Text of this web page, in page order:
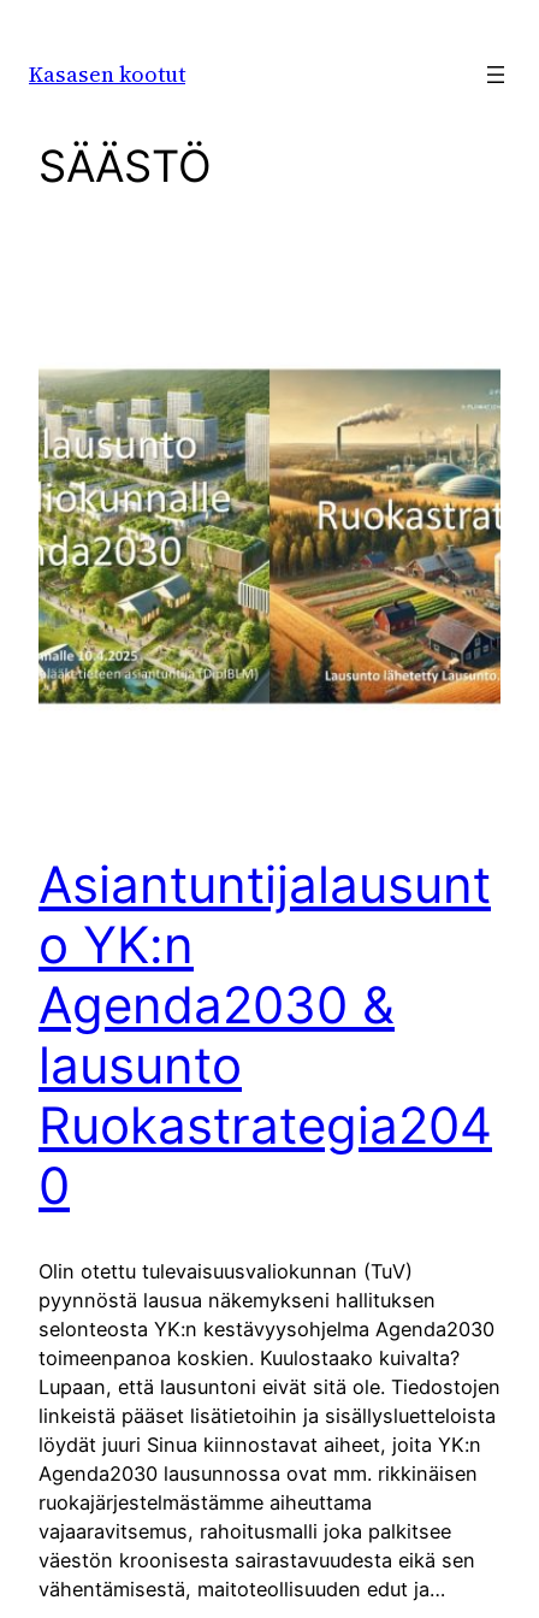
Kasasen kootut
SÄÄSTÖ
Asiantuntijalausunt
o YK:n
Agenda2030 &
lausunto
Ruokastrategia204
0
Olin otettu tulevaisuusvaliokunnan (TuV)
pyynnöstä lausua näkemykseni hallituksen
selonteosta YK:n kestävyysohjelma Agenda2030
toimeenpanoa koskien. Kuulostaako kuivalta?
Lupaan, että lausuntoni eivät sitä ole. Tiedostojen
linkeistä pääset lisätietoihin ja sisällysluetteloista
löydät juuri Sinua kiinnostavat aiheet, joita YK:n
Agenda2030 lausunnossa ovat mm. rikkinäisen
ruokajärjestelmästämme aiheuttama
vajaaravitsemus, rahoitusmalli joka palkitsee
väestön kroonisesta sairastavuudesta eikä sen
vähentämisestä, maitoteollisuuden edut ja…